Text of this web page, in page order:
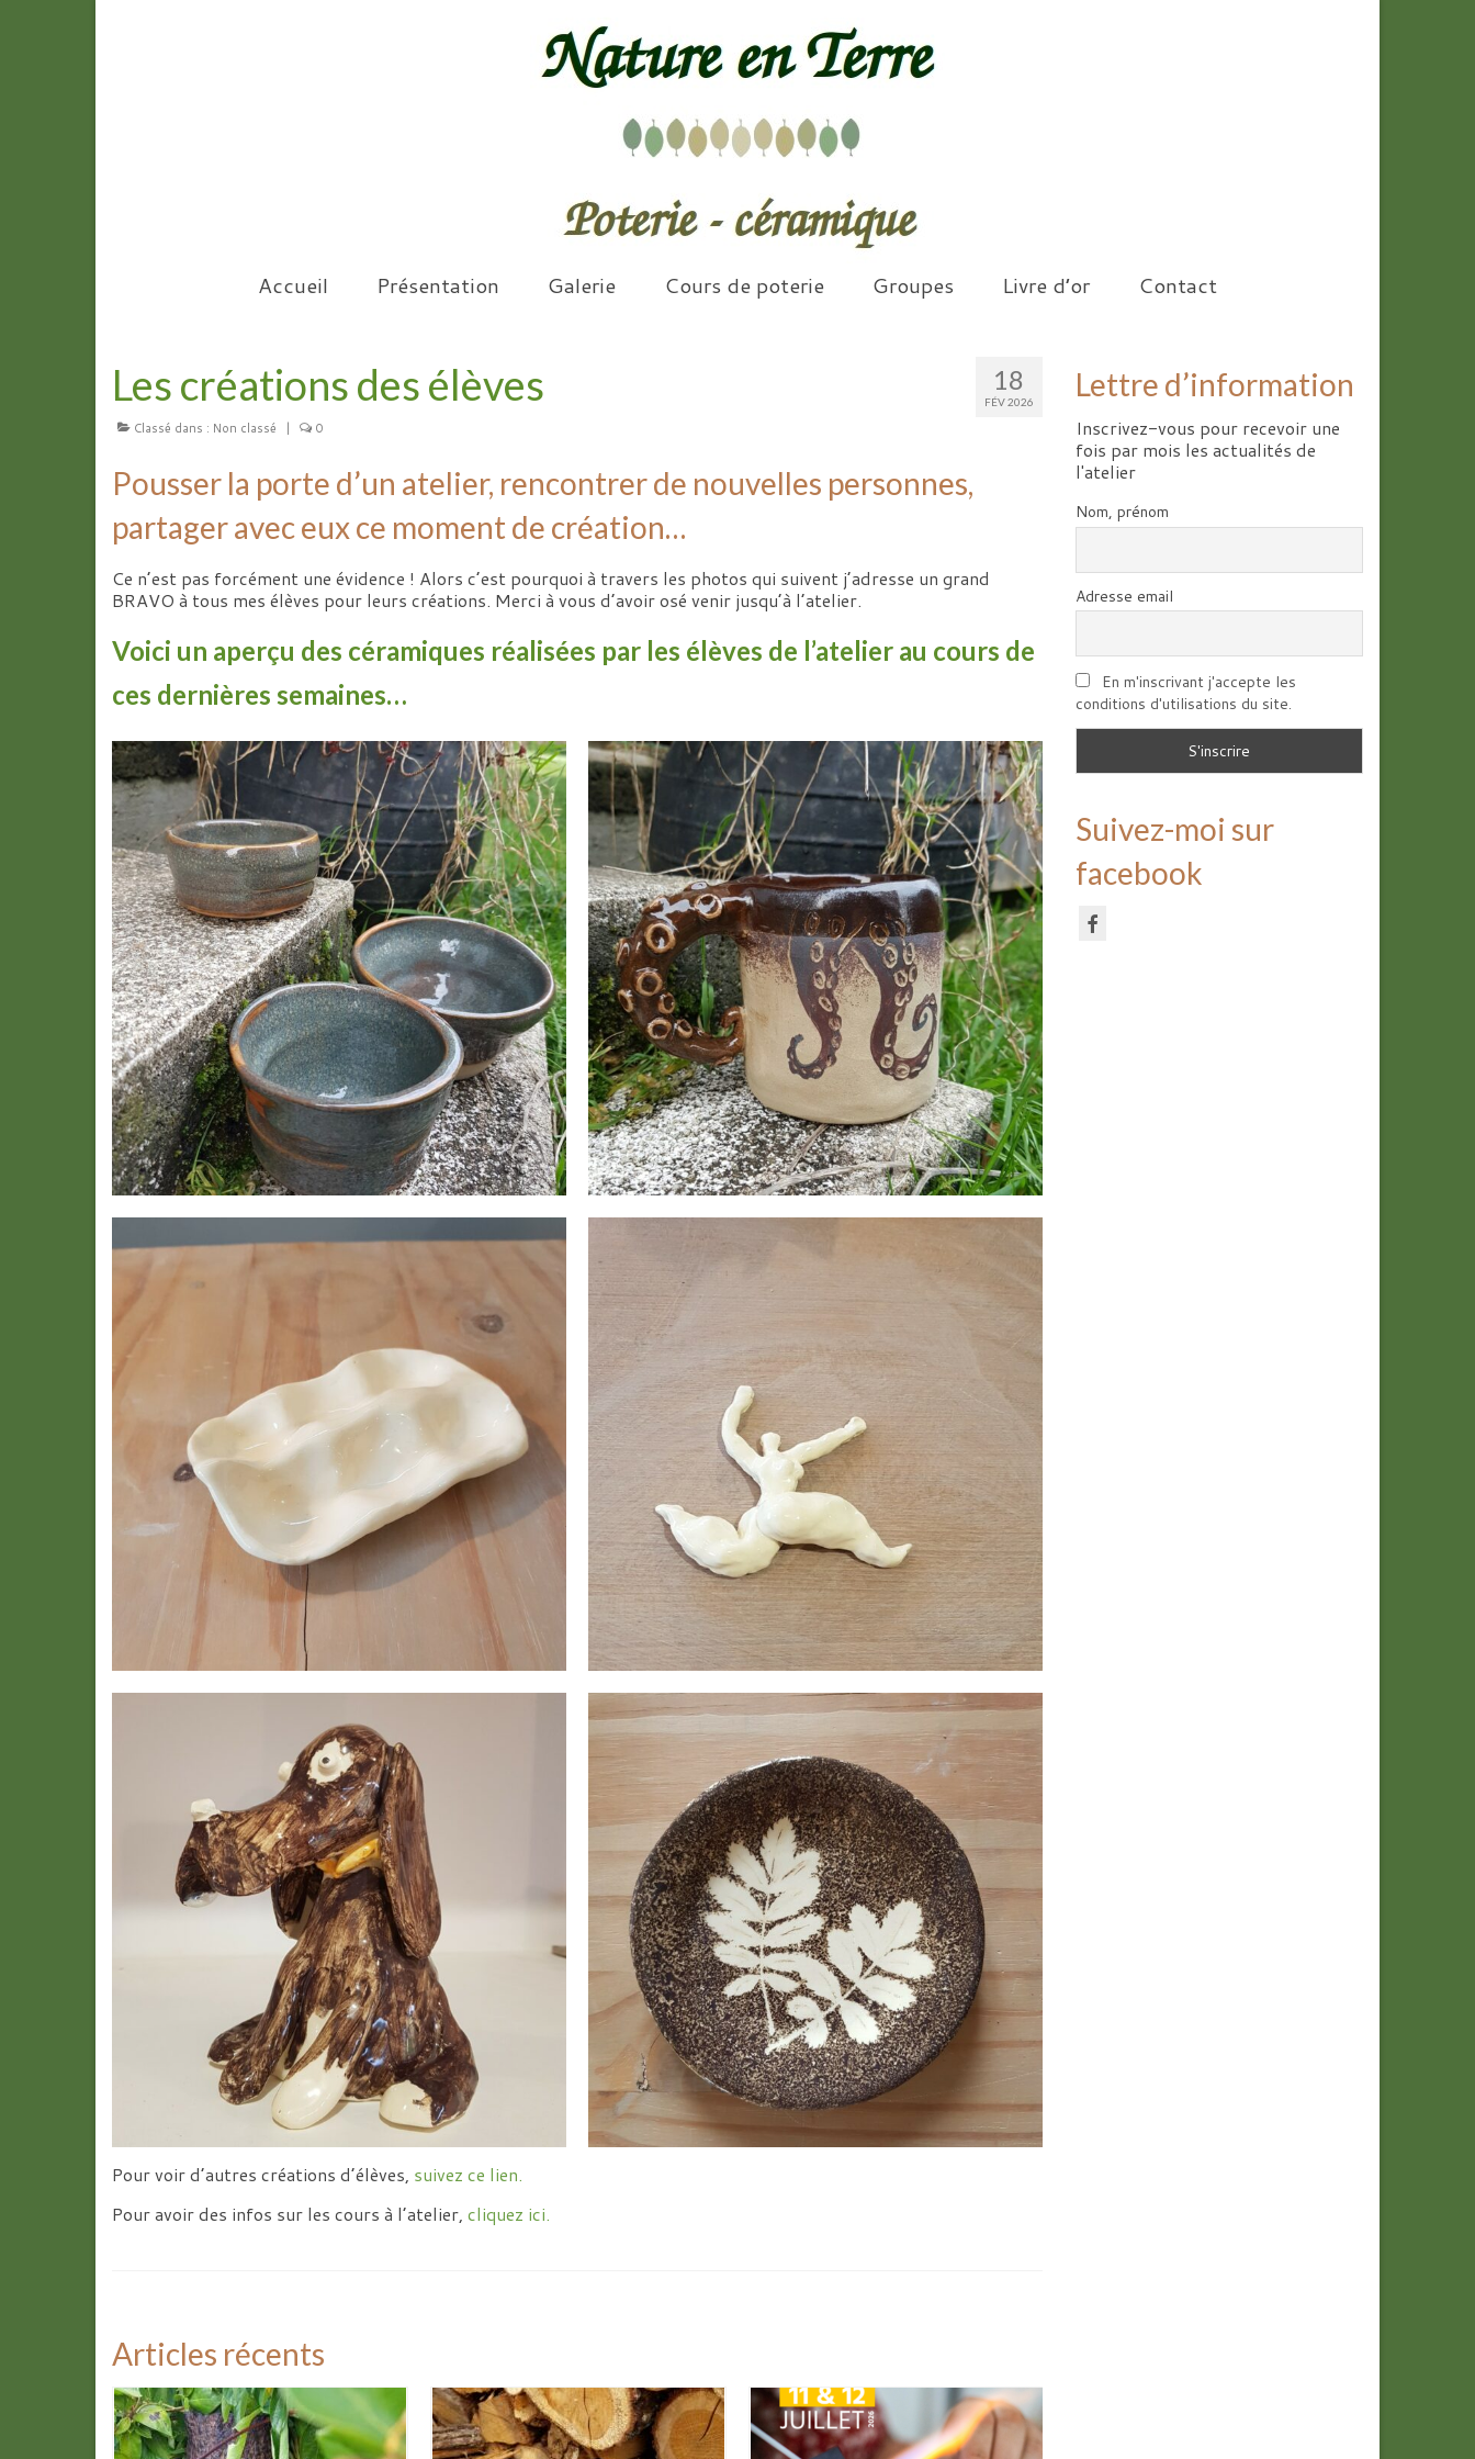
Accueil Présentation Galerie Cours de poterie Groupes Livre d’or Contact
18
FÉV 2026
Les créations des élèves
Classé dans : Non classé | 0
Pousser la porte d’un atelier, rencontrer de nouvelles personnes,
partager avec eux ce moment de création…
Ce n’est pas forcément une évidence ! Alors c’est pourquoi à travers les photos qui suivent j’adresse un grand
BRAVO à tous mes élèves pour leurs créations. Merci à vous d’avoir osé venir jusqu’à l’atelier.
Voici un aperçu des céramiques réalisées par les élèves de l’atelier au cours de
ces dernières semaines…
Pour voir d’autres créations d’élèves, suivez ce lien.
Pour avoir des infos sur les cours à l’atelier, cliquez ici.
Articles récents
Lettre d’information
Inscrivez-vous pour recevoir une
fois par mois les actualités de
l'atelier
Nom, prénom
Adresse email
En m'inscrivant j'accepte les
conditions d'utilisations du site.
Suivez-moi sur
facebook